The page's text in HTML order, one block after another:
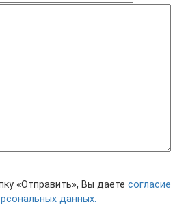
«Отправить», Вы даете согласие
данных.